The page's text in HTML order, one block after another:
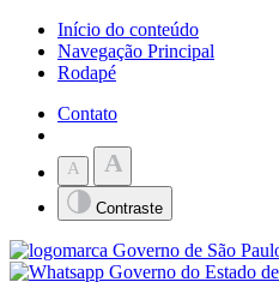
Início do conteúdo
Navegação Principal
Rodapé
Contato
A A
Contraste